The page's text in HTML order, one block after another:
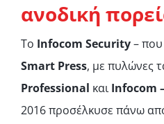
ανοδική
Το Infocom Security–
Smart Press, με πυλώνες
Professional καιInfocom
2016 προσέλκυσε πάνω